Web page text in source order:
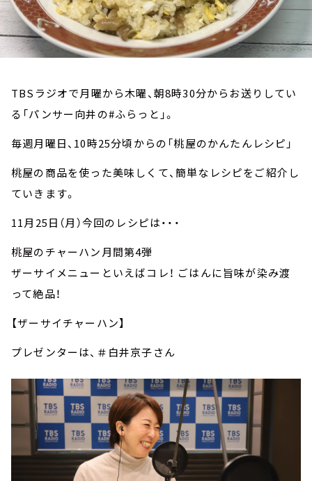
TBSラジオで月曜から木曜、朝8時30分からお送りしてい
る「パンサー向井の#ふらっと」。
毎週月曜日、10時25分頃からの「桃屋のかんたんレシピ」
桃屋の商品を使った美味しくて、簡単なレシピをご紹介し
ていきます。
11月25日（月）今回のレシピは・・・
桃屋のチャーハン月間第4弾
ザーサイメニューといえばコレ！ ごはんに旨味が染み渡
って絶品！
【ザーサイチャーハン】
プレゼンターは、＃白井京子さん